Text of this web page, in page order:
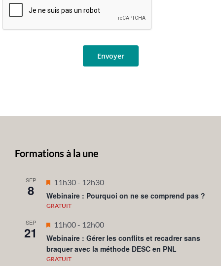
Formations à la une
SEP
8
Mis
en
avant
11h30- 12h30
Webinaire : Pourquoi on ne se comprend pas ?
GRATUIT
SEP
21
Mis
en
avant
11h00- 12h00
Webinaire : Gérer les conflits et recadrer sans
braquer avec la méthode DESC en PNL
GRATUIT